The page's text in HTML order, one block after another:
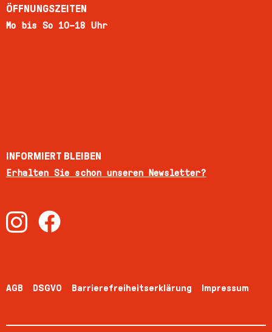
ÖFFNUNGSZEITEN
Mo bis So 10–18 Uhr
INFORMIERT BLEIBEN
Erhalten Sie schon unseren Newsletter?
AGB DSGVO Barrierefreiheitserklärung Impressum